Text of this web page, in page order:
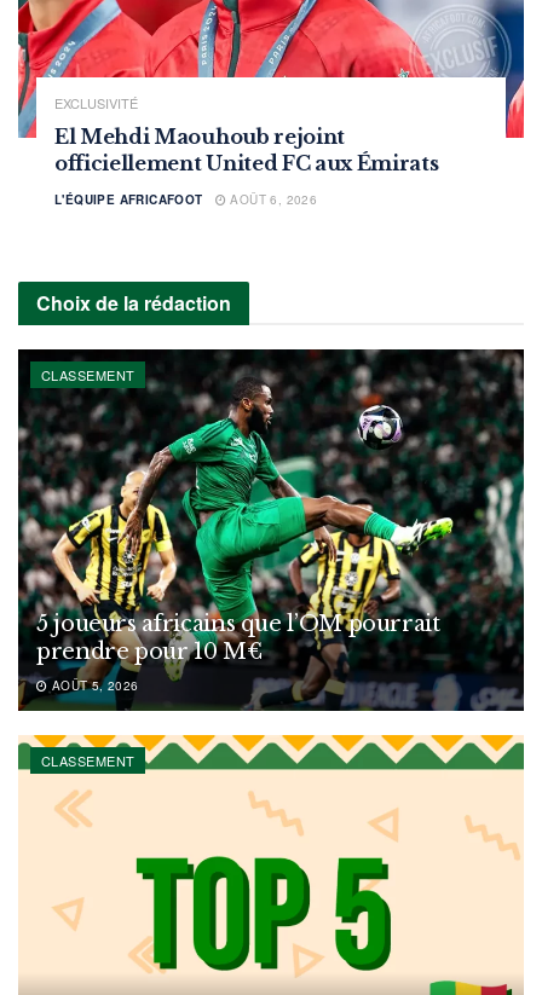
EXCLUSIVITÉ
El Mehdi Maouhoub rejoint
officiellement United FC aux Émirats
L'ÉQUIPE AFRICAFOOT AOÛT 6, 2026
Choix de la rédaction
CLASSEMENT
5 joueurs africains que l’OM pourrait
prendre pour 10 M€
AOÛT 5, 2026
CLASSEMENT